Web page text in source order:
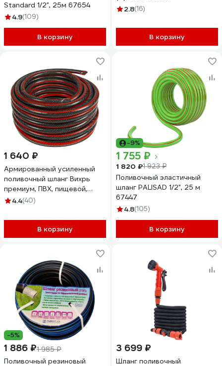
Standard 1/2", 25м 67654
4.9(109)
В корзину
2.8(16)
В корзину
1 640 ₽
Армированный усиленный
поливочный шланг Вихрь
премиум, ПВХ, пищевой,
трехслойный, 1/2", 25 м
4.4(40)
В корзину
-9%
1 755 ₽
1 820 ₽1 923 ₽
Поливочный эластичный
шланг PALISAD 1/2", 25 м
67447
4.8(105)
В корзину
-5%
1 886 ₽1 985 ₽
Поливочный резиновый
3 699 ₽
Шланг поливочный